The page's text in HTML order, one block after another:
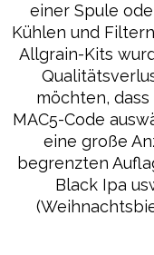
einer Spule
Kühlen und
Allgrain-Kits
möchten,
MAC5-Code
eine große
begrenzten
Black Ipa